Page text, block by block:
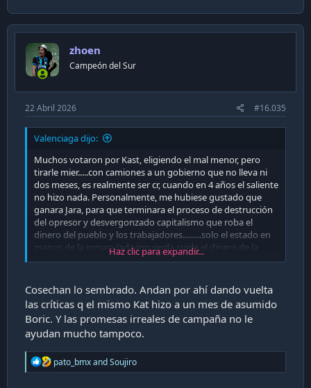
c
t
o
n
s
zhoen
Campeón del Sur
22 Abril 2026 #16.035
Valenciaga dijo:
Muchos votaron por Kast, eligiendo el mal menor, pero
tirarle mier.....con camiones a un gobierno que no lleva ni
dos meses, es realmente ser cr, cuando en 4 años el saliente
no hizo nada. Personalmente, me hubiese gustado que
ganara Jara, para que terminara el proceso de destrucción
del opresor y desvergonzado capitalismo que roba el
dinero del pueblo y los trabajadores.........solo el estado en
manos de la inmaculada izquierda cuida el dinero de la
clase trabajadora.............la deresshhaaa solo se lo roba.
Haz clic para expandir...
Cosechan lo sembrado. Andan por ahí dando vuelta
las críticas q el mismo Kat hizo a un mes de asumido
Boric. Y las promesas irreales de campaña no le
ayudan mucho tampoco.
R
e
pato_bmxandSoujiro